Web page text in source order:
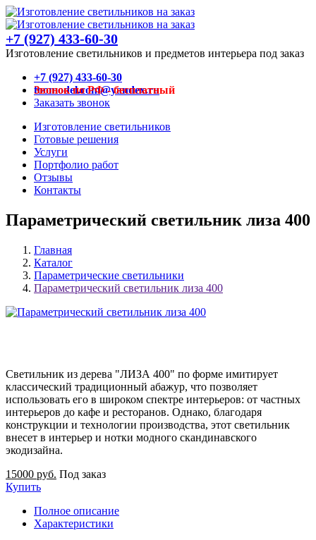
+7 (927) 433-60-30
Изготовление светильников и предметов интерьера под заказ
+7 (927) 433-60-30
Звонок по РФ - бесплатный
toomodel.com@yandex.ru
Заказать звонок
Изготовление светильников
Готовые решения
Услуги
Портфолио работ
Отзывы
Контакты
Параметрический светильник лиза 400
Главная
Каталог
Параметрические светильники
Параметрический светильник лиза 400
Светильник из дерева "ЛИЗА 400" по форме имитирует
классический традиционный абажур, что позволяет
использовать его в широком спектре интерьеров: от частных
интерьеров до кафе и ресторанов. Однако, благодаря
конструкции и технологии производства, этот светильник
внесет в интерьер и нотки модного скандинавского
экодизайна.
15000 руб. Под заказ
Купить
Полное описание
Характеристики